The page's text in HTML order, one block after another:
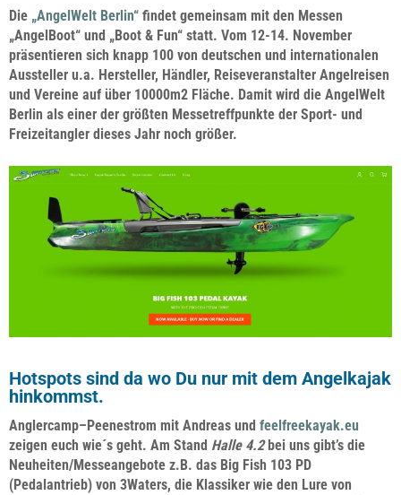
Die „AngelWelt Berlin“ findet gemeinsam mit den Messen
„AngelBoot“ und „Boot & Fun“ statt. Vom 12-14. November
präsentieren sich knapp 100 von deutschen und internationalen
Aussteller u.a. Hersteller, Händler, Reiseveranstalter Angelreisen
und Vereine auf über 10000m2 Fläche. Damit wird die AngelWelt
Berlin als einer der größten Messetreffpunkte der Sport- und
Freizeitangler dieses Jahr noch größer.
Hotspots sind da wo Du nur mit dem Angelkajak
hinkommst.
Anglercamp– Peenestrom mit Andreas und feelfreekayak.eu
zeigen euch wie´s geht. Am Stand Halle 4.2bei uns gibt’s die
Neuheiten/Messeangebote z.B. das Big Fish 103 PD
(Pedalantrieb) von 3Waters, die Klassiker wie den Lure von